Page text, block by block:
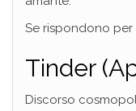
Se rispondono per
Tinder
Discorso